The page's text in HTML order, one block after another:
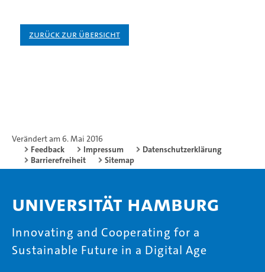
Zurück zur Übersicht
Verändert am 6. Mai 2016
Feedback
Impressum
Datenschutzerklärung
Barrierefreiheit
Sitemap
Universität Hamburg
Innovating and Cooperating for a
Sustainable Future in a Digital Age